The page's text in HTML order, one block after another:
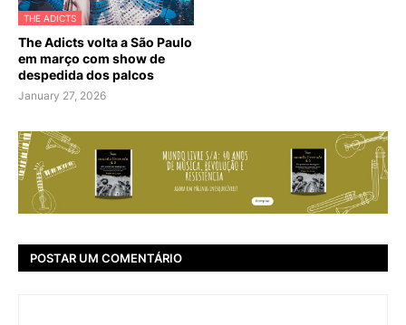
THE ADICTS
The Adicts volta a São Paulo
em março com show de
despedida dos palcos
January 27, 2026
POSTAR UM COMENTÁRIO